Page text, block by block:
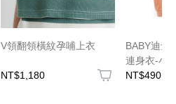
V領翻領橫紋孕哺上衣
NT$1,180
BABY迪士
連身衣-小
NT$490